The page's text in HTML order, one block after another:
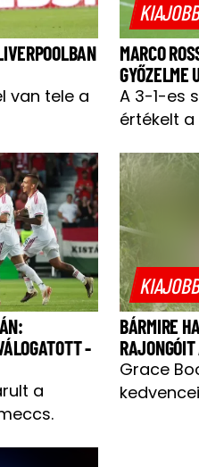
van tele a
MARCO
GYŐZELME
A 3-1-es
értékelt
-
a
BÁRMIRE
Grace